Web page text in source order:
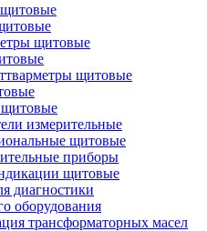
щитовые
щитовые
щитовые
измерительные
щитовые
приборы
щитовые
диагностики
оборудования
трансформаторных масел